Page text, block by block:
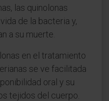
las quinolonas
de la bacteria y,
a su muerte.
en el tratamiento
se ve facilitada
oral y su
tejidos del cuerpo.